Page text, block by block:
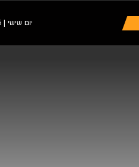
יום שישי | 07.08.2026